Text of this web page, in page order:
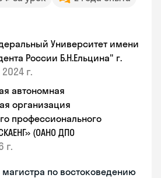
Университет имени
России Б.Н.Ельцина" г.
2024 г.
автономная
организация
профессионального
(ОАНО ДПО
г.
магистра по востоковедению